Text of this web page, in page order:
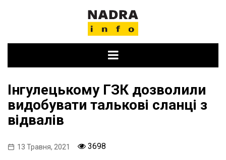
Інгулецькому ГЗК дозволили
видобувати талькові сланці з
відвалів
13 Травня, 2021 3698